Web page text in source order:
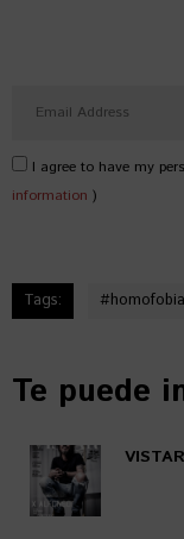
I agree to have my
information )
Tags: #homofobia
Te puede